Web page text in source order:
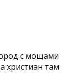
с мощами
христиан там